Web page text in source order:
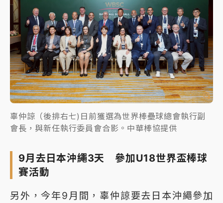
辜仲諒（後排右七)日前獲選為世界棒壘球總會執行副
會長，與新任執行委員會合影。中華棒協提供
9月去日本沖繩3天 參加U18世界盃棒球
賽活動
另外，今年9月間，辜仲諒要去日本沖繩參加